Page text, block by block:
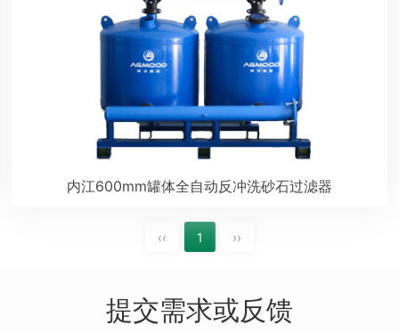
内江600mm罐体全自动反冲洗砂石过滤器
‹‹ 1 ››
提交需求或反馈